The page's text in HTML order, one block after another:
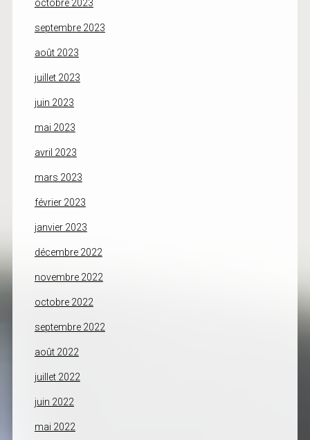
octobre 2023
septembre 2023
août 2023
juillet 2023
juin 2023
mai 2023
avril 2023
mars 2023
février 2023
janvier 2023
décembre 2022
novembre 2022
octobre 2022
septembre 2022
août 2022
juillet 2022
juin 2022
mai 2022